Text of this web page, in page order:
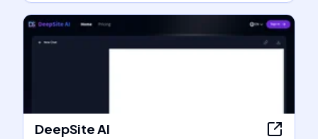
DeepSite AI